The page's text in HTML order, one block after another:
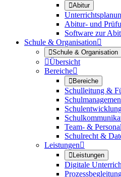
Abitur
Abitur- und
Software zur
Schule & Organisation
Schule & Organisation
Übersicht
Bereiche
Bereiche
Schulleitung &
Team- &
Schulrecht &
Leistungen
Leistungen
Digitale